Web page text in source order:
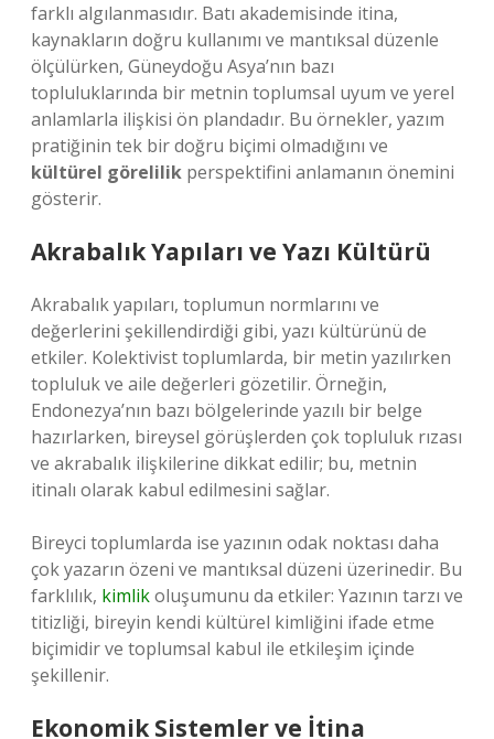
farklı algılanmasıdır. Batı akademisinde itina,
kaynakların doğru kullanımı ve mantıksal düzenle
ölçülürken, Güneydoğu Asya’nın bazı
topluluklarında bir metnin toplumsal uyum ve yerel
anlamlarla ilişkisi ön plandadır. Bu örnekler, yazım
pratiğinin tek bir doğru biçimi olmadığını ve
kültürel görelilik perspektifini anlamanın önemini
gösterir.
Akrabalık Yapıları ve Yazı Kültürü
Akrabalık yapıları, toplumun normlarını ve
değerlerini şekillendirdiği gibi, yazı kültürünü de
etkiler. Kolektivist toplumlarda, bir metin yazılırken
topluluk ve aile değerleri gözetilir. Örneğin,
Endonezya’nın bazı bölgelerinde yazılı bir belge
hazırlarken, bireysel görüşlerden çok topluluk rızası
ve akrabalık ilişkilerine dikkat edilir; bu, metnin
itinalı olarak kabul edilmesini sağlar.
Bireyci toplumlarda ise yazının odak noktası daha
çok yazarın özeni ve mantıksal düzeni üzerinedir. Bu
farklılık, kimlikoluşumunu da etkiler: Yazının tarzı ve
titizliği, bireyin kendi kültürel kimliğini ifade etme
biçimidir ve toplumsal kabul ile etkileşim içinde
şekillenir.
Ekonomik Sistemler ve İtina